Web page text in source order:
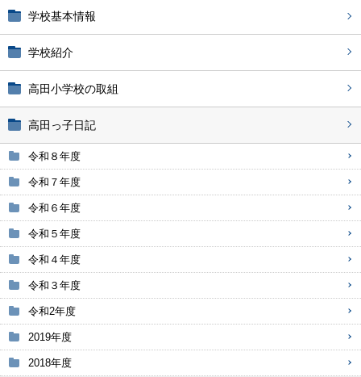
学校基本情報
学校紹介
高田小学校の取組
高田っ子日記
令和８年度
令和７年度
令和６年度
令和５年度
令和４年度
令和３年度
令和2年度
2019年度
2018年度